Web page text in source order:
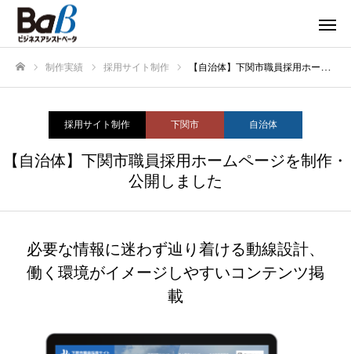
制作実績 採用サイト制作 【自治体】下関市職員採用ホームページを制作・公開しました
採用サイト制作 下関市 自治体
【自治体】下関市職員採用ホームページを制作・
公開しました
必要な情報に迷わず辿り着ける動線設計、
働く環境がイメージしやすいコンテンツ掲
載